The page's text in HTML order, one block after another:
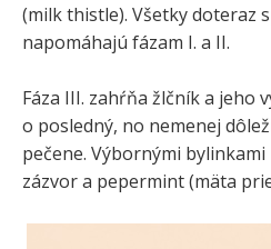
(milk thistle). Všetky doteraz
napomáhajú fázam I. a II.
Fáza III. zahŕňa žlčník a jeho
o posledný, no nemenej
pečene. Výbornými
zázvor a pepermint (mäta